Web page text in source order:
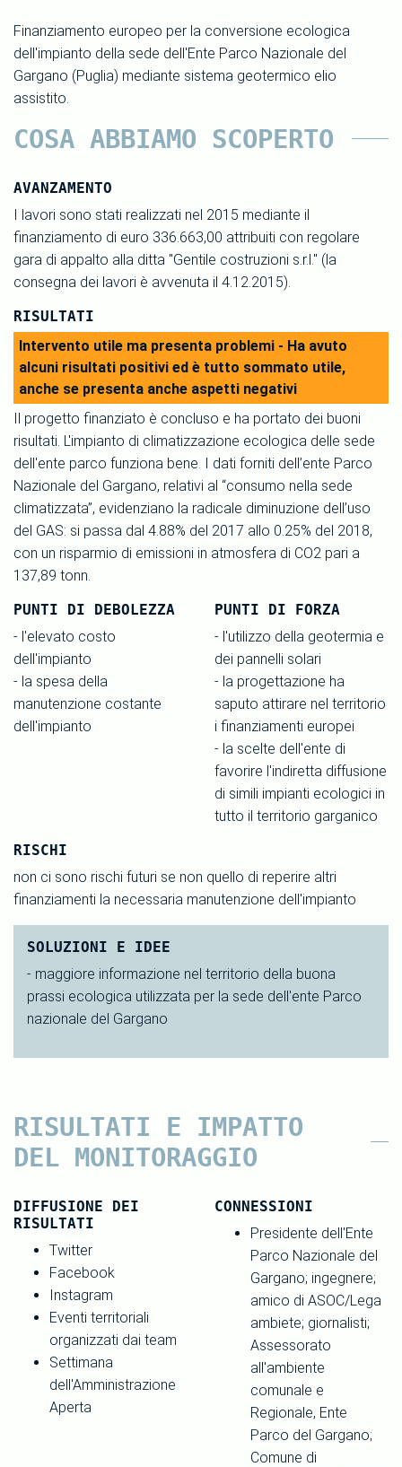
Finanziamento europeo per la conversione ecologica
dell'impianto della sede dell'Ente Parco Nazionale del
Gargano (Puglia) mediante sistema geotermico elio
assistito.
COSA ABBIAMO SCOPERTO
AVANZAMENTO
I lavori sono stati realizzati nel 2015 mediante il
finanziamento di euro 336.663,00 attribuiti con regolare
gara di appalto alla ditta "Gentile costruzioni s.r.l." (la
consegna dei lavori è avvenuta il 4.12.2015).
RISULTATI
Intervento utile ma presenta problemi - Ha avuto
alcuni risultati positivi ed è tutto sommato utile,
anche se presenta anche aspetti negativi
Il progetto finanziato è concluso e ha portato dei buoni
risultati. L'impianto di climatizzazione ecologica delle sede
dell'ente parco funziona bene. I dati forniti dell’ente Parco
Nazionale del Gargano, relativi al “consumo nella sede
climatizzata”, evidenziano la radicale diminuzione dell’uso
del GAS: si passa dal 4.88% del 2017 allo 0.25% del 2018,
con un risparmio di emissioni in atmosfera di CO2 pari a
137,89 tonn.
PUNTI DI DEBOLEZZA
- l'elevato costo
dell'impianto
- la spesa della
manutenzione costante
dell'impianto
PUNTI DI FORZA
- l'utilizzo della geotermia e
dei pannelli solari
- la progettazione ha
saputo attirare nel territorio
i finanziamenti europei
- la scelte dell'ente di
favorire l'indiretta diffusione
di simili impianti ecologici in
tutto il territorio garganico
RISCHI
non ci sono rischi futuri se non quello di reperire altri
finanziamenti la necessaria manutenzione dell'impianto
SOLUZIONI E IDEE
- maggiore informazione nel territorio della buona
prassi ecologica utilizzata per la sede dell'ente Parco
nazionale del Gargano
RISULTATI E IMPATTO
DEL MONITORAGGIO
DIFFUSIONE DEI
RISULTATI
Twitter
Facebook
Instagram
Eventi territoriali
organizzati dai team
Settimana
dell'Amministrazione
Aperta
CONNESSIONI
Presidente dell'Ente
Parco Nazionale del
Gargano; ingegnere;
amico di ASOC/Lega
ambiete; giornalisti;
Assessorato
all'ambiente
comunale e
Regionale, Ente
Parco del Gargano;
Comune di